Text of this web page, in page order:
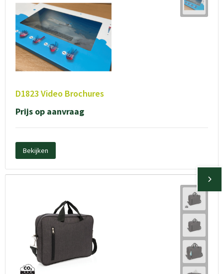
D1823 Video Brochures
Prijs op aanvraag
Bekijken